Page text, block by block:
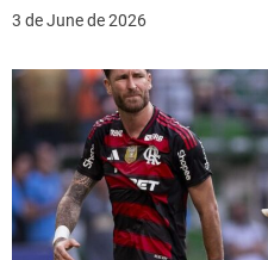
n
3 de June de 2026